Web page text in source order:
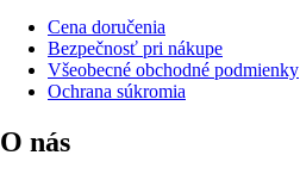
Cena doručenia
Bezpečnosť pri nákupe
Všeobecné obchodné podmienky
Ochrana súkromia
O nás